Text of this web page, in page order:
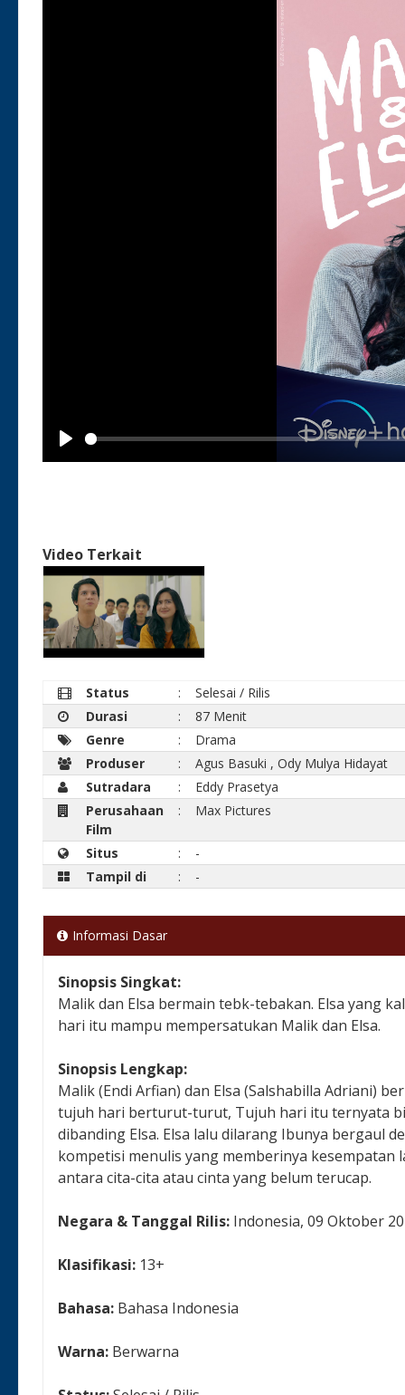
Play
Video Terkait
Status :
Selesai / Rilis
Durasi
:
87 Menit
Genre
:
Drama
Produser
: Agus Basuki ,Ody Mulya Hidayat
Sutradara
:
Eddy Prasetya
Perusahaan
Film
: Max Pictures
Situs :
-
Tampil di
: -
Informasi Dasar
Sinopsis Singkat:
Malik dan Elsa bermain tebk-tebakan. Elsa yang
hari itu mampu mempersatukan Malik dan Elsa.
Sinopsis Lengkap:
Malik (Endi Arfian) dan Elsa (Salshabilla Adriani)
tujuh hari berturut-turut, Tujuh hari itu ternyata
dibanding Elsa. Elsa lalu dilarang Ibunya bergaul
kompetisi menulis yang memberinya
antara cita-cita atau cinta yang belum terucap.
Negara & Tanggal Rilis: Indonesia, 09 Oktober
Klasifikasi: 13+
Bahasa: Bahasa Indonesia
Warna: Berwarna